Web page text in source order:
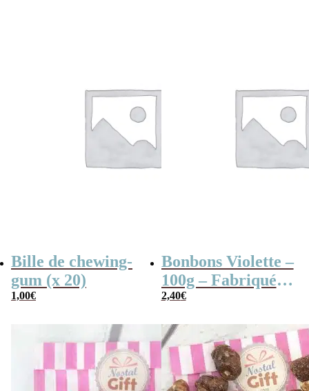
Bille de chewing-
gum (x 20)
1,00€
Bonbons Violette –
100g – Fabriqués
en France
2,40€